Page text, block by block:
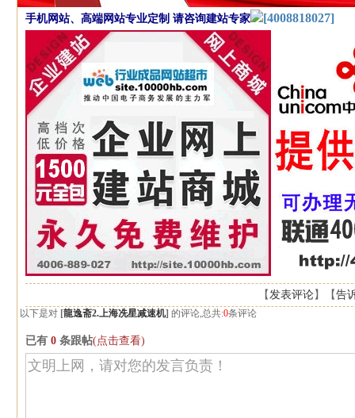
手机网站、高端网站专业定制 请咨询建站专家 [4008818027]
【发表评论】【告
以下是对 [龍逸斋2.上海冼星减速机] 的评论,总共:0条评论
已有 0条跟帖(点击查看)